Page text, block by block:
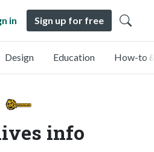
in Sign up for free
Design Education How-to
info